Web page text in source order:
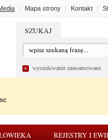
| Mapa strony | Kontakt |
SZUKAJ
wyszukiwanie zaawansowane
REJESTRY I